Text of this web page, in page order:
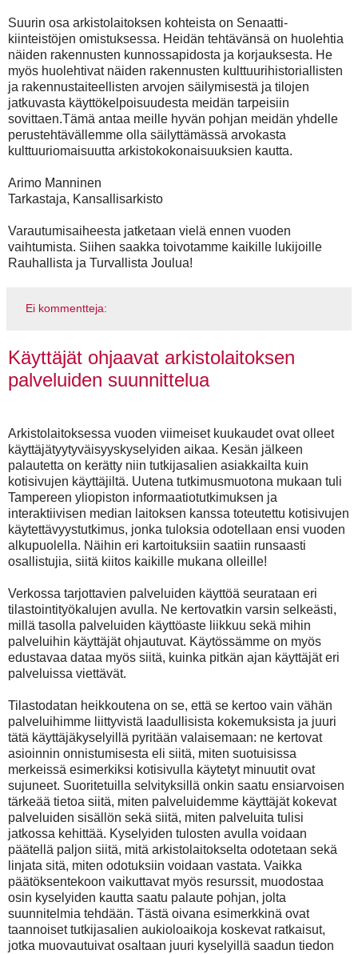
Suurin osa arkistolaitoksen kohteista on Senaatti-
kiinteistöjen omistuksessa. Heidän tehtävänsä on huolehtia
näiden rakennusten kunnossapidosta ja korjauksesta. He
myös huolehtivat näiden rakennusten kulttuurihistoriallisten
ja rakennustaiteellisten arvojen säilymisestä ja tilojen
jatkuvasta käyttökelpoisuudesta meidän tarpeisiin
sovittaen.Tämä antaa meille hyvän pohjan meidän yhdelle
perustehtävällemme olla säilyttämässä arvokasta
kulttuuriomaisuutta arkistokokonaisuuksien kautta.
Arimo Manninen
Tarkastaja, Kansallisarkisto
Varautumisaiheesta jatketaan vielä ennen vuoden
vaihtumista. Siihen saakka toivotamme kaikille lukijoille
Rauhallista ja Turvallista Joulua!
Ei kommentteja:
Käyttäjät ohjaavat arkistolaitoksen
palveluiden suunnittelua
Arkistolaitoksessa vuoden viimeiset kuukaudet ovat olleet
käyttäjätyytyväisyyskyselyiden aikaa. Kesän jälkeen
palautetta on kerätty niin tutkijasalien asiakkailta kuin
kotisivujen käyttäjiltä. Uutena tutkimusmuotona mukaan tuli
Tampereen yliopiston informaatiotutkimuksen ja
interaktiivisen median laitoksen kanssa toteutettu kotisivujen
käytettävyystutkimus, jonka tuloksia odotellaan ensi vuoden
alkupuolella. Näihin eri kartoituksiin saatiin runsaasti
osallistujia, siitä kiitos kaikille mukana olleille!
Verkossa tarjottavien palveluiden käyttöä seurataan eri
tilastointityökalujen avulla. Ne kertovatkin varsin selkeästi,
millä tasolla palveluiden käyttöaste liikkuu sekä mihin
palveluihin käyttäjät ohjautuvat. Käytössämme on myös
edustavaa dataa myös siitä, kuinka pitkän ajan käyttäjät eri
palveluissa viettävät.
Tilastodatan heikkoutena on se, että se kertoo vain vähän
palveluihimme liittyvistä laadullisista kokemuksista ja juuri
tätä käyttäjäkyselyillä pyritään valaisemaan: ne kertovat
asioinnin onnistumisesta eli siitä, miten suotuisissa
merkeissä esimerkiksi kotisivulla käytetyt minuutit ovat
sujuneet. Suoritetuilla selvityksillä onkin saatu ensiarvoisen
tärkeää tietoa siitä, miten palveluidemme käyttäjät kokevat
palveluiden sisällön sekä siitä, miten palveluita tulisi
jatkossa kehittää. Kyselyiden tulosten avulla voidaan
päätellä paljon siitä, mitä arkistolaitokselta odotetaan sekä
linjata sitä, miten odotuksiin voidaan vastata. Vaikka
päätöksentekoon vaikuttavat myös resurssit, muodostaa
osin kyselyiden kautta saatu palaute pohjan, jolta
suunnitelmia tehdään. Tästä oivana esimerkkinä ovat
taannoiset tutkijasalien aukioloaikoja koskevat ratkaisut,
jotka muovautuivat osaltaan juuri kyselyillä saadun tiedon